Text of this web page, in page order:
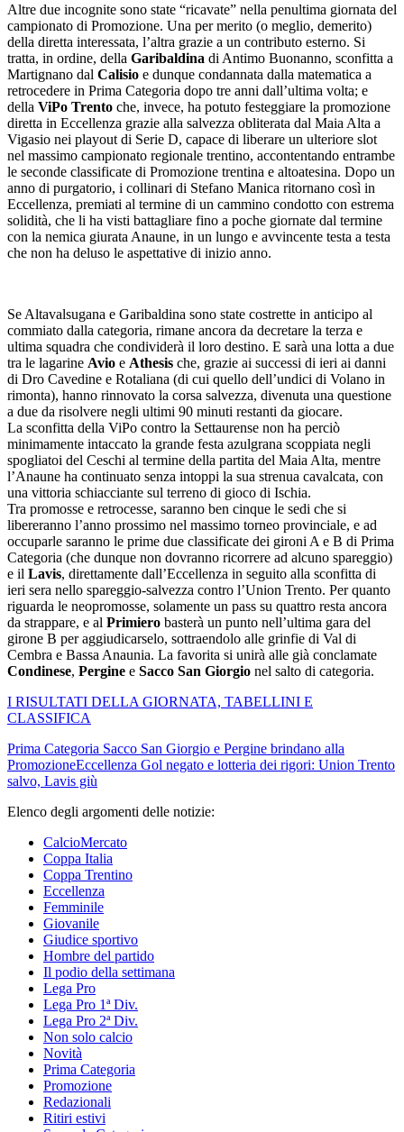
Altre due incognite sono state “ricavate” nella penultima giornata del
campionato di Promozione. Una per merito (o meglio, demerito)
della diretta interessata, l’altra grazie a un contributo esterno. Si
tratta, in ordine, della Garibaldina di Antimo Buonanno, sconfitta a
Martignano dal Calisio e dunque condannata dalla matematica a
retrocedere in Prima Categoria dopo tre anni dall’ultima volta; e
della ViPo Trento che, invece, ha potuto festeggiare la promozione
diretta in Eccellenza grazie alla salvezza obliterata dal Maia Alta a
Vigasio nei playout di Serie D, capace di liberare un ulteriore slot
nel massimo campionato regionale trentino, accontentando entrambe
le seconde classificate di Promozione trentina e altoatesina. Dopo un
anno di purgatorio, i collinari di Stefano Manica ritornano così in
Eccellenza, premiati al termine di un cammino condotto con estrema
solidità, che li ha visti battagliare fino a poche giornate dal termine
con la nemica giurata Anaune, in un lungo e avvincente testa a testa
che non ha deluso le aspettative di inizio anno.
Se Altavalsugana e Garibaldina sono state costrette in anticipo al
commiato dalla categoria, rimane ancora da decretare la terza e
ultima squadra che condividerà il loro destino. E sarà una lotta a due
tra le lagarine Avio e Athesis che, grazie ai successi di ieri ai danni
di Dro Cavedine e Rotaliana (di cui quello dell’undici di Volano in
rimonta), hanno rinnovato la corsa salvezza, divenuta una questione
a due da risolvere negli ultimi 90 minuti restanti da giocare.
La sconfitta della ViPo contro la Settaurense non ha perciò
minimamente intaccato la grande festa azulgrana scoppiata negli
spogliatoi del Ceschi al termine della partita del Maia Alta, mentre
l’Anaune ha continuato senza intoppi la sua strenua cavalcata, con
una vittoria schiacciante sul terreno di gioco di Ischia.
Tra promosse e retrocesse, saranno ben cinque le sedi che si
libereranno l’anno prossimo nel massimo torneo provinciale, e ad
occuparle saranno le prime due classificate dei gironi A e B di Prima
Categoria (che dunque non dovranno ricorrere ad alcuno spareggio)
e il Lavis, direttamente dall’Eccellenza in seguito alla sconfitta di
ieri sera nello spareggio-salvezza contro l’Union Trento. Per quanto
riguarda le neopromosse, solamente un pass su quattro resta ancora
da strappare, e al Primiero basterà un punto nell’ultima gara del
girone B per aggiudicarselo, sottraendolo alle grinfie di Val di
Cembra e Bassa Anaunia. La favorita si unirà alle già conclamate
Condinese, Pergine e Sacco San Giorgio nel salto di categoria.
I RISULTATI DELLA GIORNATA, TABELLINI E
CLASSIFICA
Prima Categoria Sacco San Giorgio e Pergine brindano alla
PromozioneEccellenza Gol negato e lotteria dei rigori: Union Trento
salvo, Lavis giù
Elenco degli argomenti delle notizie:
CalcioMercato
Coppa Italia
Coppa Trentino
Eccellenza
Femminile
Giovanile
Giudice sportivo
Hombre del partido
Il podio della settimana
Lega Pro
Lega Pro 1ª Div.
Lega Pro 2ª Div.
Non solo calcio
Novità
Prima Categoria
Promozione
Redazionali
Ritiri estivi